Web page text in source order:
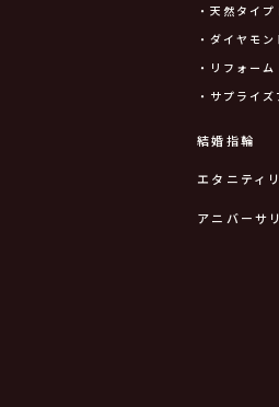
・天然タイ
・ダイヤモ
・リフォー
・サプライ
結婚指輪
エタニティ
アニバーサ